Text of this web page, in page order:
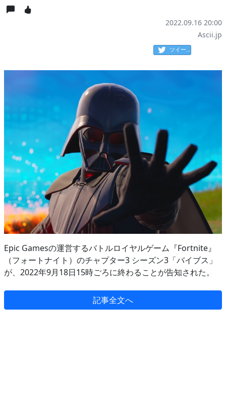
2022.09.16 20:00
Ascii.jp
ツイート
Epic Gamesの運営するバトルロイヤルゲーム『Fortnite』
（フォートナイト）のチャプター3 シーズン3「バイブス」
が、2022年9月18日15時ごろに終わることが告知された。
記事全文へ